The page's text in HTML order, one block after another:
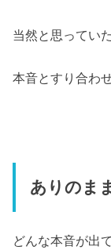
当然と思ってい
本音とすり合わ
ありのま
どんな本音が出